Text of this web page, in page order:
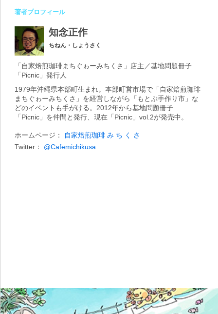
著者プロフィール
知念正作
ちねん・しょうさく
「自家焙煎珈琲まちぐゎーみちくさ」店主／基地問題冊子
「Picnic」発行人
1979年沖縄県本部町生まれ。本部町営市場で「自家焙煎珈琲
まちぐゎーみちくさ」を経営しながら「もとぶ手作り市」な
どのイベントも手がける。2012年から基地問題冊子
「Picnic」を仲間と発行、現在「Picnic」vol.2が発売中。
ホームページ：
自家焙煎珈琲 み ち く さ
Twitter：
@Cafemichikusa